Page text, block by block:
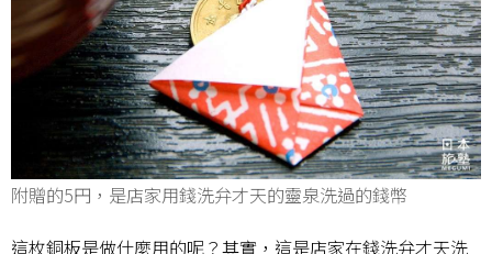
附贈的5円，是店家用錢洗弁才天的靈泉洗過的錢幣
這枚銅板是做什麼用的呢？其實，這是店家在錢洗弁才天洗